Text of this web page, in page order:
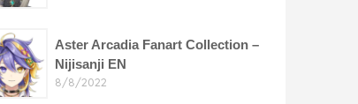
Aster Arcadia Fanart Collection –
Nijisanji EN
8/8/2022